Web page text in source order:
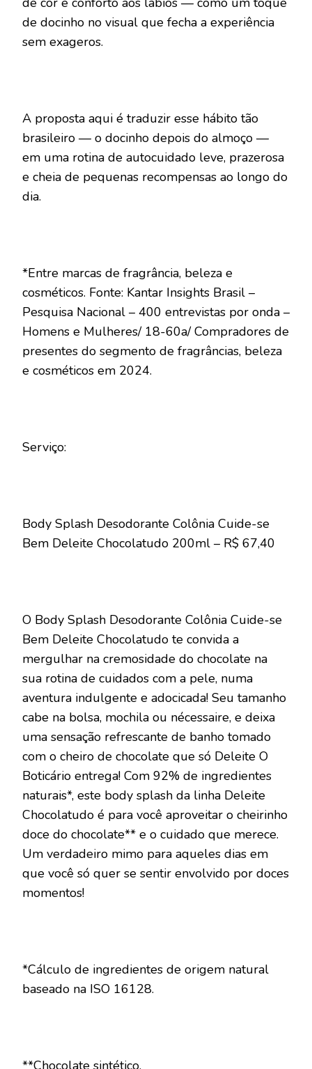
de docinho no visual que fecha a experiência
sem exageros.
A proposta aqui é traduzir esse hábito tão
brasileiro — o docinho depois do almoço —
em uma rotina de autocuidado leve, prazerosa
e cheia de pequenas recompensas ao longo do
dia.
*Entre marcas de fragrância, beleza e
cosméticos. Fonte: Kantar Insights Brasil –
Pesquisa Nacional – 400 entrevistas por onda –
Homens e Mulheres/ 18-60a/ Compradores de
presentes do segmento de fragrâncias, beleza
e cosméticos em 2024.
Serviço:
Body Splash Desodorante Colônia Cuide-se
Bem Deleite Chocolatudo 200ml – R$ 67,40
O Body Splash Desodorante Colônia Cuide-se
Bem Deleite Chocolatudo te convida a
mergulhar na cremosidade do chocolate na
sua rotina de cuidados com a pele, numa
aventura indulgente e adocicada! Seu tamanho
cabe na bolsa, mochila ou nécessaire, e deixa
uma sensação refrescante de banho tomado
com o cheiro de chocolate que só Deleite O
Boticário entrega! Com 92% de ingredientes
naturais*, este body splash da linha Deleite
Chocolatudo é para você aproveitar o cheirinho
doce do chocolate** e o cuidado que merece.
Um verdadeiro mimo para aqueles dias em
que você só quer se sentir envolvido por doces
momentos!
*Cálculo de ingredientes de origem natural
baseado na ISO 16128.
**Chocolate sintético.